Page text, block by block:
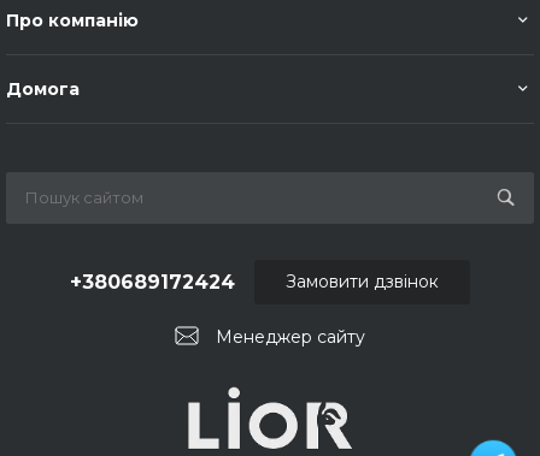
Про компанію
Домога
Менеджер сайту
+380689172424 Замовити дзвінок